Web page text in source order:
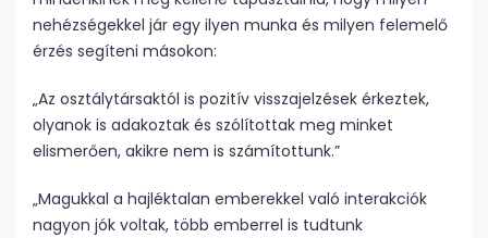
nehézségekkel jár egy ilyen munka és milyen felemelő
érzés segíteni másokon:
„Az osztálytársaktól is pozitív visszajelzések érkeztek,
olyanok is adakoztak és szólítottak meg minket
elismerően, akikre nem is számítottunk.”
„Magukkal a hajléktalan emberekkel való interakciók
nagyon jók voltak, több emberrel is tudtunk